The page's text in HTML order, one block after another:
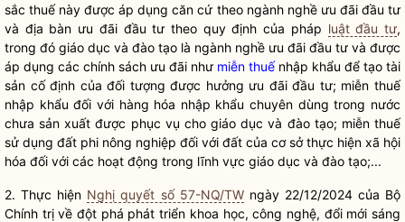
sắc thuế này được áp dụng căn cứ theo ngành nghề ưu đãi đầu tư
và địa bàn ưu đãi đầu tư theo quy định của pháp luật đầu tư,
trong đó giáo dục và đào tạo là ngành nghề ưu đãi đầu tư và được
áp dụng các chính sách ưu đãi như miễn thuếnhập khẩu để tạo tài
sản cố định của đối tượng được hưởng ưu đãi đầu tư; miễn thuế
nhập khẩu đối với hàng hóa nhập khẩu chuyên dùng trong nước
chưa sản xuất được phục vụ cho giáo dục và đào tạo; miễn thuế
sử dụng đất phi nông nghiệp đối với đất của cơ sở thực hiện xã hội
hóa đối với các hoạt động trong lĩnh vực giáo dục và đào tạo;...
2. Thực hiện Nghị quyết số 57-NQ/TWngày 22/12/2024 của Bộ
Chính trịvề đột phá phát triển khoa học, công nghệ, đổi mới sáng